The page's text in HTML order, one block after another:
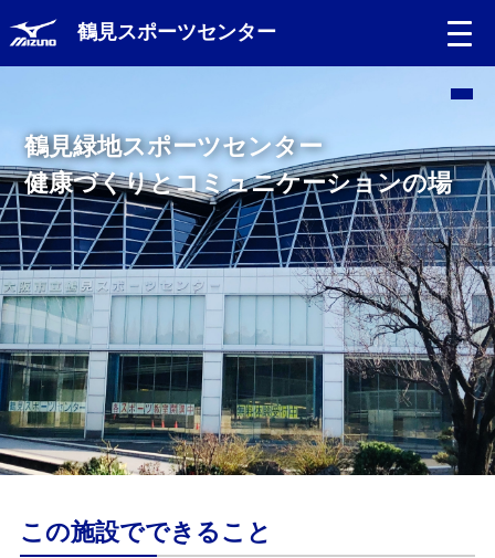
鶴見スポーツセンター
日本語
English
中文（簡体）
中文（繁体）
한글
Portugues
鶴見緑地スポーツセンター
健康づくりとコミュニケーションの場
この施設でできること